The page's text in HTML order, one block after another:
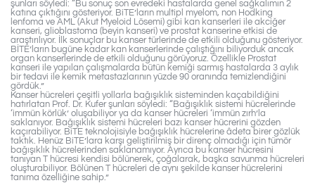
şunları söyledi: “Bu sonuç son evredeki hastalarda genel sağkalımın 2
katına çıktığını gösteriyor. BiTE’ların multipl myelom, non Hodking
lenfoma ve AML (Akut Myeloid Lösemi) gibi kan kanserleri ile akciğer
kanseri, glioblastoma (beyin kanseri) ve prostat kanserine etkisi de
araştırılıyor. İlk sonuçlar bu kanser türlerinde de etkili olduğunu gösteriyor.
BİTE’ların bugüne kadar kan kanserlerinde çalıştığını biliyorduk ancak
organ kanserlerinde de etkili olduğunu görüyoruz. Özellikle Prostat
kanseri ile yapılan çalışmalarda bütün kemiği sarmış hastalarda 3 aylık
bir tedavi ile kemik metastazlarının yüzde 90 oranında temizlendiğini
gördük.”
Kanser hücreleri çeşitli yollarla bağışıklık sisteminden kaçabildiğini
hatırlatan Prof. Dr. Kufer şunları söyledi: “Bağışıklık sistemi hücrelerinde
‘immün körlük’ oluşabiliyor ya da kanser hücreleri ‘immün zırh’la
saklanıyor. Bağışıklık sistemi hücreleri bazı kanser hücrerini gözden
kaçırabiliyor. BiTE teknolojisiyle bağışıklık hücrelerine âdeta birer gözlük
taktık. Henüz BiTE’lara karşı geliştirilmiş bir direnç olmadığı için tümör
bağışıklık hücrelerinden saklanamıyor. Ayrıca bu kanser hücresini
tanıyan T hücresi kendisi bölünerek, çoğalarak, başka savunma hücreleri
oluşturabiliyor. Bölünen T hücreleri de aynı şekilde kanser hücrelerini
tanıma özelliğine sahip.”